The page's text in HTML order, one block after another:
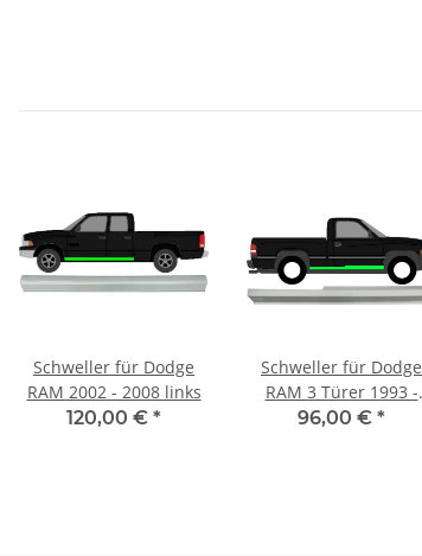
Schweller für Dodge
RAM 2002 - 2008 links
120,00 € *
Schweller für Dodge
RAM 3 Türer 1993 -
2002 rechts
96,00 € *